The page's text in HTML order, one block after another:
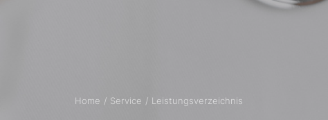
Home Service Leistungsverzeichnis